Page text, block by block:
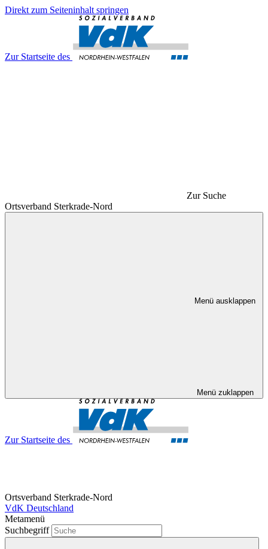
Direkt zum Seiteninhalt springen
Zur Startseite des
Zur Suche
Ortsverband Sterkrade-Nord
Menü ausklappen
Menü zuklappen
Zur Startseite des
Ortsverband Sterkrade-Nord
VdK Deutschland
Metamenü
Suchbegriff